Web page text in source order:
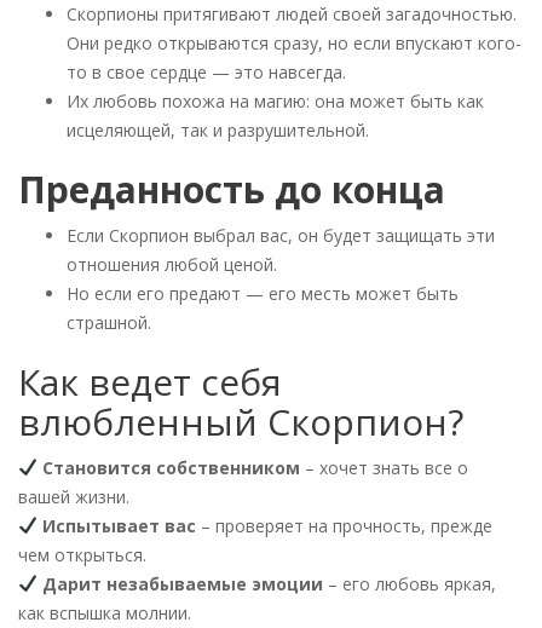
Скорпионы притягивают людей своей загадочностью.
Они редко открываются сразу, но если впускают кого-
то в свое сердце — это навсегда.
Их любовь похожа на магию: она может быть как
исцеляющей, так и разрушительной.
Преданность до конца
Если Скорпион выбрал вас, он будет защищать эти
отношения любой ценой.
Но если его предают — его месть может быть
страшной.
Как ведет себя
влюбленный Скорпион?
Становится собственником – хочет знать все о
вашей жизни.
Испытывает вас – проверяет на прочность, прежде
чем открыться.
Дарит незабываемые эмоции – его любовь яркая,
как вспышка молнии.